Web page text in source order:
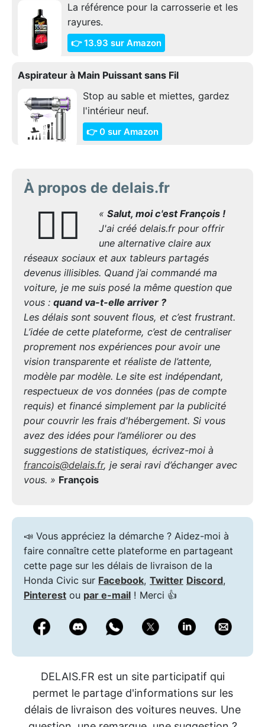
La référence pour la carrosserie et les
rayures.
👉 13.93 sur Amazon
Aspirateur à Main Puissant sans Fil
Stop au sable et miettes, gardez
l'intérieur neuf.
👉 0 sur Amazon
À propos de delais.fr
🙋‍♂️ « Salut, moi c'est François !
J'ai créé delais.fr pour offrir
une alternative claire aux
réseaux sociaux et aux tableurs partagés
devenus illisibles. Quand j’ai commandé ma
voiture, je me suis posé la même question que
vous : quand va-t-elle arriver ?
Les délais sont souvent flous, et c’est frustrant.
L’idée de cette plateforme, c’est de centraliser
proprement nos expériences pour avoir une
vision transparente et réaliste de l’attente,
modèle par modèle. Le site est indépendant,
respectueux de vos données (pas de compte
requis) et financé simplement par la publicité
pour couvrir les frais d'hébergement. Si vous
avez des idées pour l’améliorer ou des
suggestions de statistiques, écrivez-moi à
francois@delais.fr, je serai ravi d’échanger avec
vous. » François
📣 Vous appréciez la démarche ? Aidez-moi à
faire connaître cette plateforme en partageant
cette page sur les délais de livraison de la
Honda Civic sur Facebook, Twitter Discord,
Pinterest ou par e-mail ! Merci 👍
DELAIS.FR est un site participatif qui
permet le partage d'informations sur les
délais de livraison des voitures neuves. Une